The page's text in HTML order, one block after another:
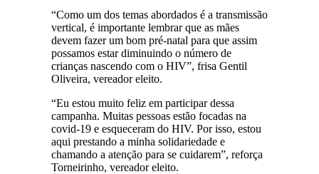
“Como um dos temas abordados é a transmissão
vertical, é importante lembrar que as mães
devem fazer um bom pré-natal para que assim
possamos estar diminuindo o número de
crianças nascendo com o HIV”, frisa Gentil
Oliveira, vereador eleito.
“Eu estou muito feliz em participar dessa
campanha. Muitas pessoas estão focadas na
covid-19 e esqueceram do HIV. Por isso, estou
aqui prestando a minha solidariedade e
chamando a atenção para se cuidarem”, reforça
Torneirinho, vereador eleito.